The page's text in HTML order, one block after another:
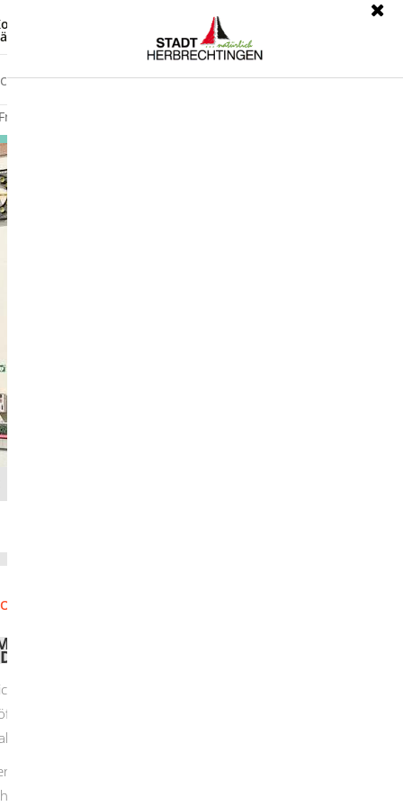
Leichte Sprache
O
BEANTRAGEN, DIE SEIT
BÜRGERGELD BEKOMMEN
Beschäftigung langzeitarbeitslosen
indem Sie geeignete Arbeitsplätze in
bei der Einarbeitung unterstützen.
Arbeitnehmer die Teilhabe am Arbeitsleben
dauerhaft in Ihrem Unternehmen